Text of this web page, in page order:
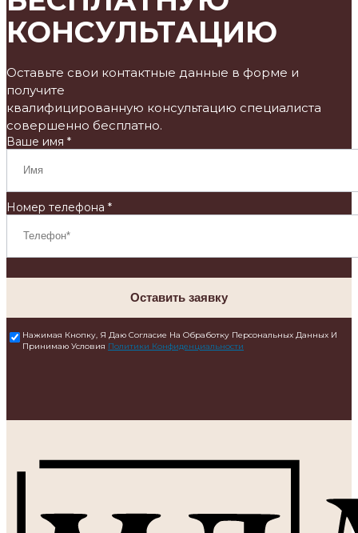
КОНСУЛЬТАЦИЮ
Оставьте свои контактные данные в форме и
получите
квалифицированную консультацию специалиста
совершенно бесплатно.
Ваше имя *
Номер телефона *
Оставить заявку
Нажимая Кнопку, Я Даю Согласие На Обработку Персональных Данных И
Принимаю Условия Политики Конфиденциальности